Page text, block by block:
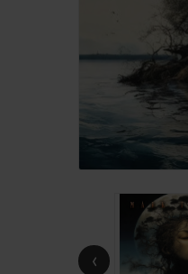
‹